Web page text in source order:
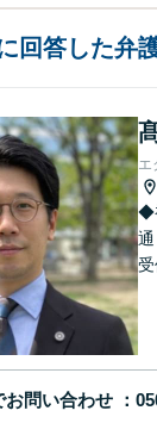
回答した弁
エ
◆
お問い合わせ